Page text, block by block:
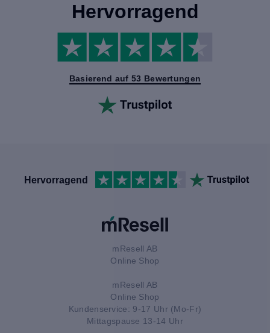
Hervorragend
Basierend auf 53 Bewertungen
Hervorragend
mResell AB
Online Shop
mResell AB
Online Shop
Kundenservice: 9-17 Uhr (Mo-Fr)
Mittagspause 13-14 Uhr